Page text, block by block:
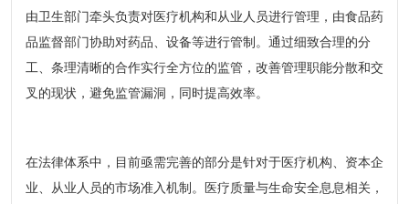
由卫生部门牵头负责对医疗机构和从业人员进行管理，由食品药
品监督部门协助对药品、设备等进行管制。通过细致合理的分
工、条理清晰的合作实行全方位的监管，改善管理职能分散和交
叉的现状，避免监管漏洞，同时提高效率。
在法律体系中，目前亟需完善的部分是针对于医疗机构、资本企
业、从业人员的市场准入机制。医疗质量与生命安全息息相关，